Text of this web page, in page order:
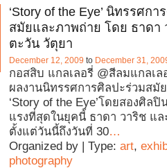
‘Story of the Eye’ นิทรรศก
สมัยและภาพถ่าย โดย ธาดา
ตะวัน วัตุยา
December 12, 2009 to December 31,
กอสสิบ แกลเลอรี่ @สีลมแกลเล
ผลงานนิทรรศการศิลปะร่วมสมั
‘Story of the Eye’โดยสองศิล
แรงที่สุดในยุคนี้ ธาดา วาริช แ
ตั้งแต่วันนี้ถึงวันที่ 30…
Organized by | Type: art,
photography